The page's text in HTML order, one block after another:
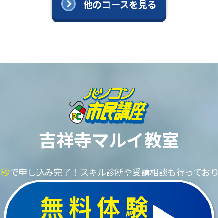
他のコースを見る
吉祥寺マルイ教室
で申し込み完了！ スキル診断や受講相談も行ってお
無料体験